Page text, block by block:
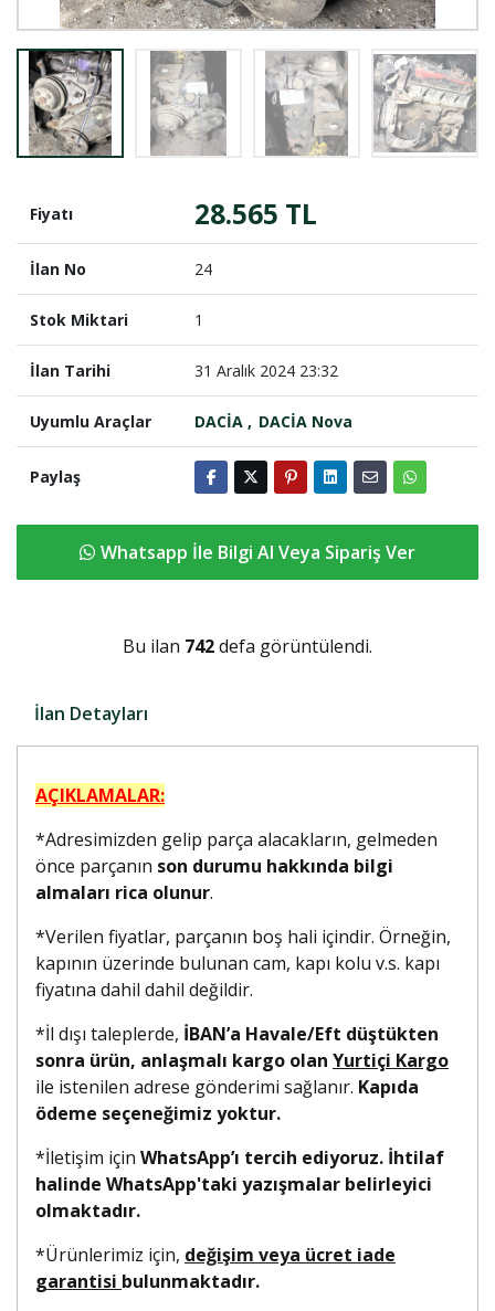
Fiyatı 28.565 TL
İlan No 24
Stok Miktari 1
İlan Tarihi 31 Aralık 2024 23:32
Uyumlu Araçlar DACİA DACİA Nova
Paylaş
Whatsapp İle Bilgi Al Veya Sipariş Ver
Bu ilan 742defa görüntülendi.
İlan Detayları
AÇIKLAMALAR:
*Adresimizden gelip parça alacakların, gelmeden
önce parçanın son durumu hakkında bilgi
almaları rica olunur.
*Verilen fiyatlar, parçanın boş hali içindir. Örneğin,
kapının üzerinde bulunan cam, kapı kolu v.s. kapı
fiyatına dahil dahil değildir.
*İl dışı taleplerde, İBAN’a Havale/Eft düştükten
sonra ürün, anlaşmalı kargo olan Yurtiçi Kargo
ile istenilen adrese gönderimi sağlanır. Kapıda
ödeme seçeneğimiz yoktur.
*İletişim için WhatsApp’ı tercih ediyoruz. İhtilaf
halinde WhatsApp'taki yazışmalar belirleyici
olmaktadır.
*Ürünlerimiz için, değişim veya ücret iade
garantisi bulunmaktadır.